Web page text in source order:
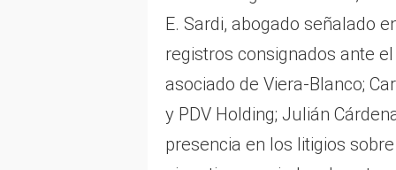
E. Sardi, abogado señalado
registros consignados ante
asociado de Viera-Blanco;
y PDV Holding; Julián
presencia en los litigios